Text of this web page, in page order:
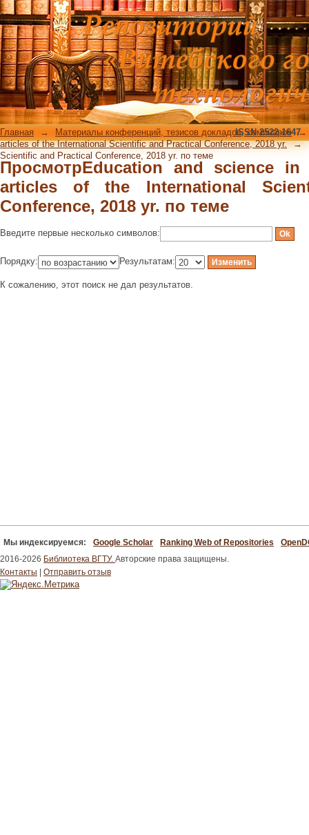
ПросмотрEducation and science in
Scientific and Practical Conference,
Главная → Материалы конференций, тезисов докладов, семинаров →
articles of the International Scientific and Practical Conference, 2018 yr. →
Scientific and Practical Conference, 2018 yr. по теме
ISSN 2522-1647
ПросмотрEducation and science
articles of the International
Conference, 2018 yr. по теме
Введите первые несколько символов:
Порядку: Результатам:
К сожалению, этот поиск не дал результатов.
Мы индексируемся: Google Scholar Ranking Web of Repositories
2016-2026 Библиотека ВГТУ. Авторские права защищены.
Контакты
Отправить отзыв